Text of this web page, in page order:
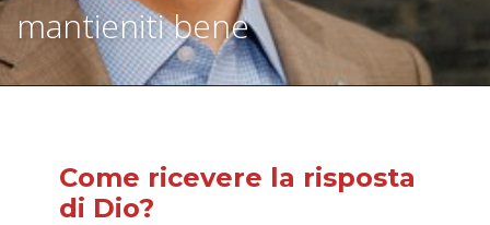
mantieniti bene
Come ricevere la risposta
di Dio?